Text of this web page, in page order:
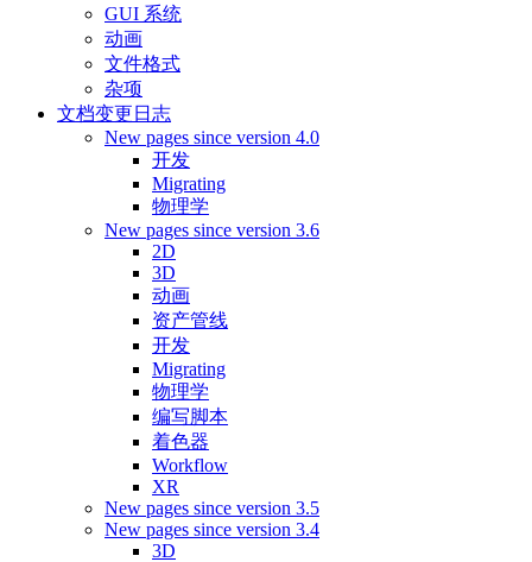
GUI 系统
动画
文件格式
杂项
文档变更日志
New pages since version 4.0
开发
Migrating
物理学
New pages since version 3.6
2D
3D
动画
资产管线
开发
Migrating
物理学
编写脚本
着色器
Workflow
XR
New pages since version 3.5
New pages since version 3.4
3D